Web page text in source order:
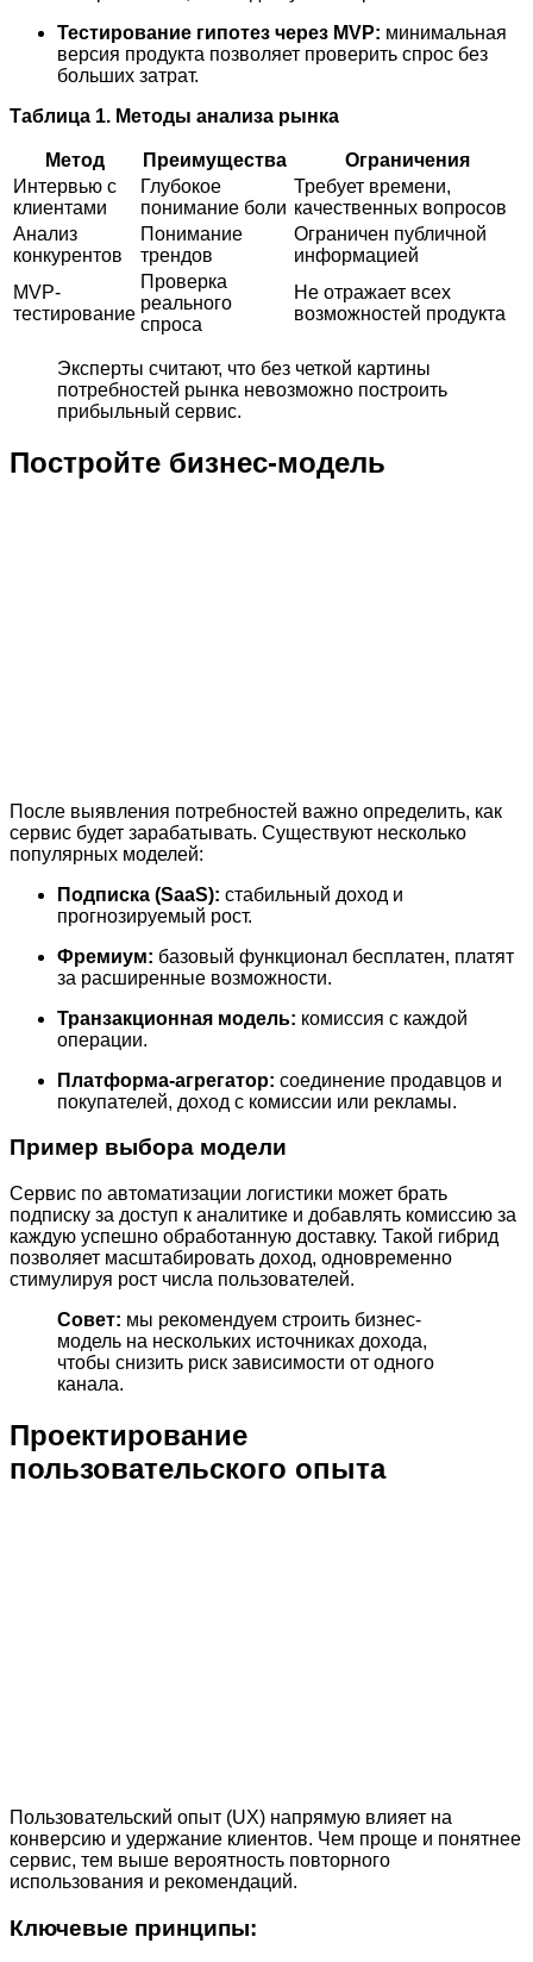
Тестирование гипотез через MVP: минимальная
версия продукта позволяет проверить спрос без
больших затрат.
Таблица 1. Методы анализа рынка
Метод Преимущества
Ограничения
Интервью с
клиентами
Глубокое
понимание боли
Требует времени,
качественных вопросов
Анализ
конкурентов
Понимание
трендов
Ограничен публичной
информацией
MVP-
тестирование
Проверка
реального
спроса
Не отражает всех
возможностей продукта
Эксперты считают, что без четкой картины
потребностей рынка невозможно построить
прибыльный сервис.
Постройте бизнес-модель
После выявления потребностей важно определить, как
сервис будет зарабатывать. Существуют несколько
популярных моделей:
Подписка (SaaS): стабильный доход и
прогнозируемый рост.
Фремиум: базовый функционал бесплатен, платят
за расширенные возможности.
Транзакционная модель: комиссия с каждой
операции.
Платформа-агрегатор: соединение продавцов и
покупателей, доход с комиссии или рекламы.
Пример выбора модели
Сервис по автоматизации логистики может брать
подписку за доступ к аналитике и добавлять комиссию за
каждую успешно обработанную доставку. Такой гибрид
позволяет масштабировать доход, одновременно
стимулируя рост числа пользователей.
Совет: мы рекомендуем строить бизнес-
модель на нескольких источниках дохода,
чтобы снизить риск зависимости от одного
канала.
Проектирование
пользовательского опыта
Пользовательский опыт (UX) напрямую влияет на
конверсию и удержание клиентов. Чем проще и понятнее
сервис, тем выше вероятность повторного
использования и рекомендаций.
Ключевые принципы: